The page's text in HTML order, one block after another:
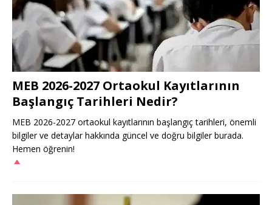
MEB 2026-2027 Ortaokul Kayıtlarının
Başlangıç Tarihleri Nedir?
MEB 2026-2027 ortaokul kayıtlarının başlangıç tarihleri, önemli
bilgiler ve detaylar hakkında güncel ve doğru bilgiler burada.
Hemen öğrenin!